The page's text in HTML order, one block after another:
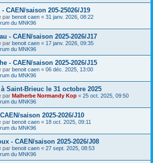
CAEN/saison 205-25026/J19
par benoit caen « 31 janv. 2026, 08:22
du MNK96
- CAEN/saison 2025-2026/J17
par benoit caen « 17 janv. 2026, 09:35
du MNK96
- CAEN/saison 2025-2026/J15
par benoit caen « 06 déc. 2025, 13:00
du MNK96
Saint-Brieuc le 31 octobre 2025
par Malherbe Normandy Kop « 25 oct. 2025, 09:50
du MNK96
saison 2025-2026/J10
par benoit caen « 18 oct. 2025, 09:11
du MNK96
- CAEN/saison 2025-2026/J08
par benoit caen « 27 sept. 2025, 08:53
du MNK96